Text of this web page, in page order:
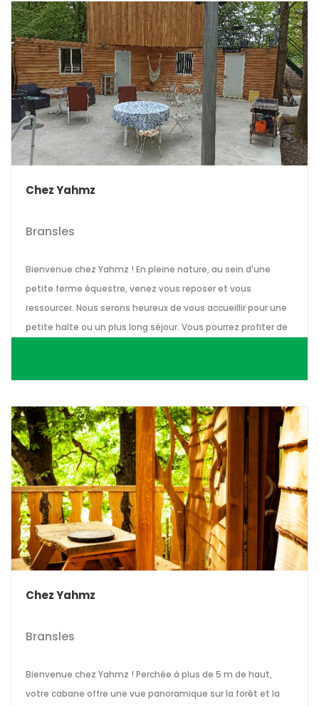
Chez Yahmz
Bransles
Bienvenue chez Yahmz ! En pleine nature, au sein d'une
petite ferme équestre, venez vous reposer et vous
ressourcer. Nous serons heureux de vous accueillir pour une
petite halte ou un plus long séjour. Vous pourrez profiter de
Chez Yahmz
Bransles
Bienvenue chez Yahmz ! Perchée à plus de 5 m de haut,
votre cabane offre une vue panoramique sur la forêt et la